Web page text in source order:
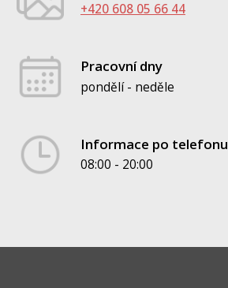
+420 608 05 66 44
Pracovní dny
pondělí - neděle
Informace po telefonu
08:00 - 20:00